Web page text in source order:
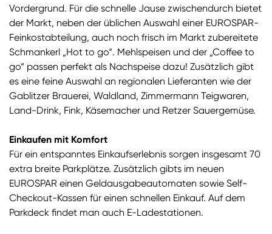
Vordergrund. Für die schnelle Jause zwischendurch bietet
der Markt, neben der üblichen Auswahl einer EUROSPAR-
Feinkostabteilung, auch noch frisch im Markt zubereitete
Schmankerl „Hot to go“. Mehlspeisen und der „Coffee to
go“ passen perfekt als Nachspeise dazu! Zusätzlich gibt
es eine feine Auswahl an regionalen Lieferanten wie der
Gablitzer Brauerei, Waldland, Zimmermann Teigwaren,
Land-Drink, Fink, Käsemacher und Retzer Sauergemüse.
Einkaufen mit Komfort
Für ein entspanntes Einkaufserlebnis sorgen insgesamt 70
extra breite Parkplätze. Zusätzlich gibts im neuen
EUROSPAR einen Geldausgabeautomaten sowie Self-
Checkout-Kassen für einen schnellen Einkauf. Auf dem
Parkdeck findet man auch E-Ladestationen.